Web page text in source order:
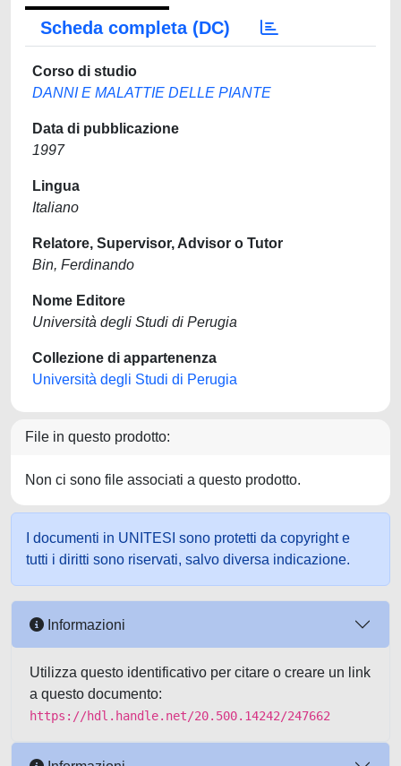
Scheda completa (DC)
Corso di studio
DANNI E MALATTIE DELLE PIANTE
Data di pubblicazione
1997
Lingua
Italiano
Relatore, Supervisor, Advisor o Tutor
Bin, Ferdinando
Nome Editore
Università degli Studi di Perugia
Collezione di appartenenza
Università degli Studi di Perugia
File in questo prodotto:
Non ci sono file associati a questo prodotto.
I documenti in UNITESI sono protetti da copyright e
tutti i diritti sono riservati, salvo diversa indicazione.
Informazioni
Utilizza questo identificativo per citare o creare un link
a questo documento:
https://hdl.handle.net/20.500.14242/247662